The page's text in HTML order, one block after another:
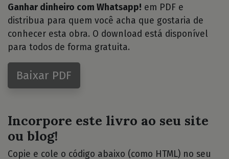
Ganhar dinheiro com Whatsapp! em PDF e
distribua para quem você acha que gostaria de
conhecer esta obra. O download está disponível
para todos de forma gratuita.
Baixar PDF
Incorpore este livro ao seu site
ou blog!
Copie e cole o código abaixo (como HTML) no seu